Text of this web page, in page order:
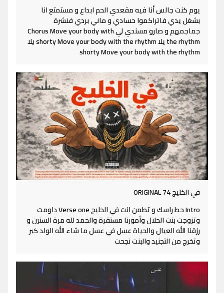
يوم كنت جالس أنا فيه مقعدي الحم ابداع و مستمتع انا
بشغل يدي فاتراكموا حسادي و ماني بردي فنشرة
جماجمهم و صارو مسندي لي Chorus Move your body with
the rhythm يلا shorty Move your body with the rhythm يلا
shorty Move your body with the rhythm
في الخليج ORIGINAL 74
Intro حط راسك و تطمن انت في الخليج Verse one داومت
وتزوجت بنت الحلال وأمورنا مستقرة والحمد لله مرة السنين و
رزقنا الله العيال والحياة عسل في عسل ما شاء الله الولد كبر
وتخرج من التجنيد والبنت نجحت